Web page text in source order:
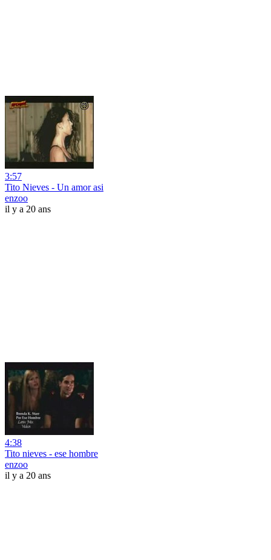
3:57
Tito Nieves - Un amor asi
enzoo
il y a 20 ans
4:38
Tito nieves - ese hombre
enzoo
il y a 20 ans